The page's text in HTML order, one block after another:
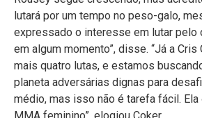
lutará por um tempo no peso-galo,
expressado o interesse em lutar pelo
em algum momento”, disse. “Já a
mais quatro lutas, e estamos
planeta adversárias dignas para
médio, mas isso não é tarefa fácil.